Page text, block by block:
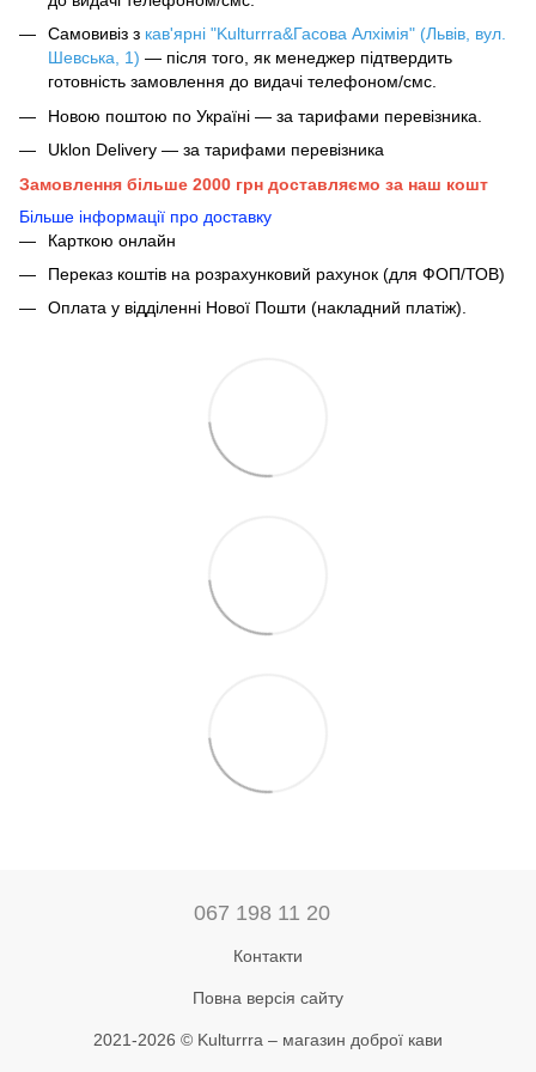
Самовивіз з кав'ярні "Kulturrra&Гасова Алхімія" (Львів, вул.
Шевська, 1) — після того, як менеджер підтвердить
готовність замовлення до видачі телефоном/смс.
Новою поштою по Україні — за тарифами перевізника.
Uklon Delivery — за тарифами перевізника
Замовлення більше 2000 грн доставляємо за наш кошт
Більше інформації про доставку
Карткою онлайн
Переказ коштів на розрахунковий рахунок (для ФОП/ТОВ)
Оплата у відділенні Нової Пошти (накладний платіж).
067 198 11 20
Контакти
Повна версія сайту
2021-2026 © Kulturrra – магазин доброї кави